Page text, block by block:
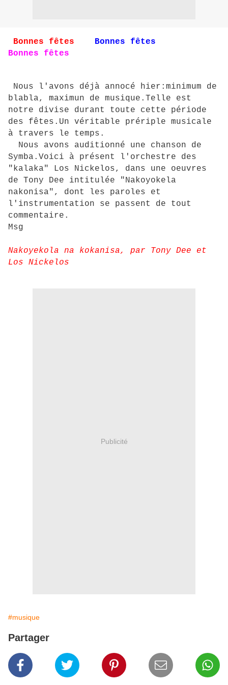
Bonnes fêtes
Bonnes fêtes
Bonnes fêtes
Nous l'avons déjà annocé hier:minimum de
blabla, maximun de musique.Telle est
notre divise durant toute cette période
des fêtes.Un véritable prériple musicale
à travers le temps.
Nous avons auditionné une chanson de
Symba.Voici à présent l'orchestre des
"kalaka" Los Nickelos, dans une oeuvres
de Tony Dee intitulée "Nakoyokela
nakonisa", dont les paroles et
l'instrumentation se passent de tout
commentaire.
Msg
Nakoyekola na kokanisa, par Tony Dee et
Los Nickelos
Publicité
#musique
Partager